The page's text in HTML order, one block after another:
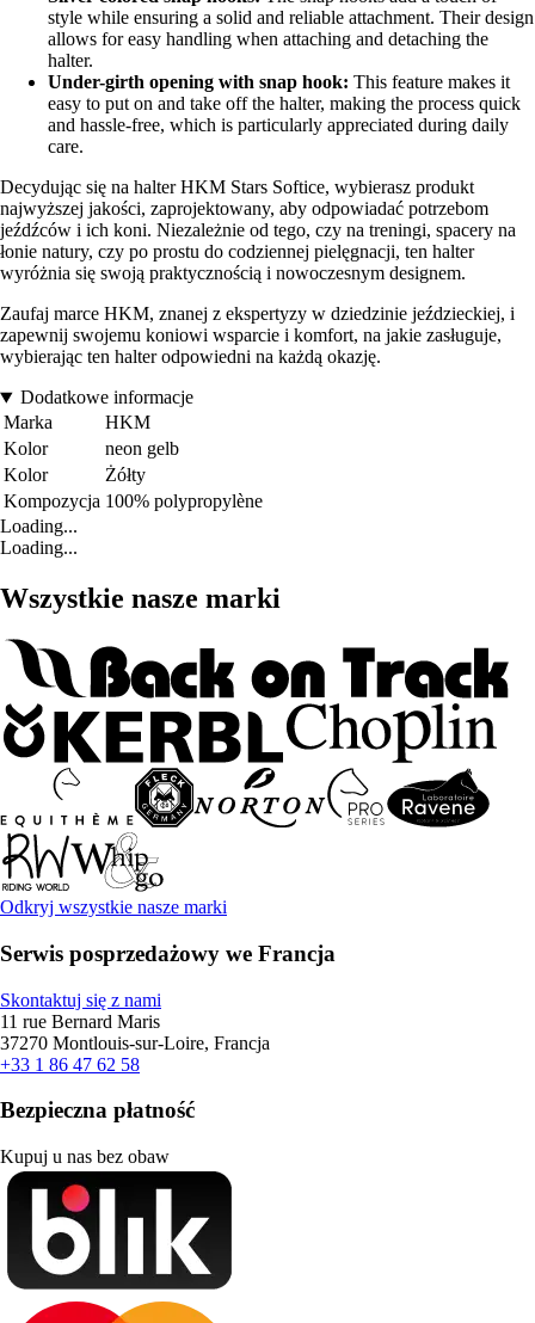
style while ensuring a solid and reliable attachment. Their design
allows for easy handling when attaching and detaching the
halter.
Under-girth opening with snap hook: This feature makes it
easy to put on and take off the halter, making the process quick
and hassle-free, which is particularly appreciated during daily
care.
Decydując się na halter HKM Stars Softice, wybierasz produkt
najwyższej jakości, zaprojektowany, aby odpowiadać potrzebom
jeźdźców i ich koni. Niezależnie od tego, czy na treningi, spacery na
łonie natury, czy po prostu do codziennej pielęgnacji, ten halter
wyróżnia się swoją praktycznością i nowoczesnym designem.
Zaufaj marce HKM, znanej z ekspertyzy w dziedzinie jeździeckiej, i
zapewnij swojemu koniowi wsparcie i komfort, na jakie zasługuje,
wybierając ten halter odpowiedni na każdą okazję.
Dodatkowe informacje
Marka
HKM
Kolor
neon gelb
Kolor
Żółty
Kompozycja 100% polypropylène
Loading...
Loading...
Wszystkie nasze marki
Odkryj wszystkie nasze marki
Serwis posprzedażowy we Francja
Skontaktuj się z nami
11 rue Bernard Maris
37270 Montlouis-sur-Loire, Francja
+33 1 86 47 62 58
Bezpieczna płatność
Kupuj u nas bez obaw